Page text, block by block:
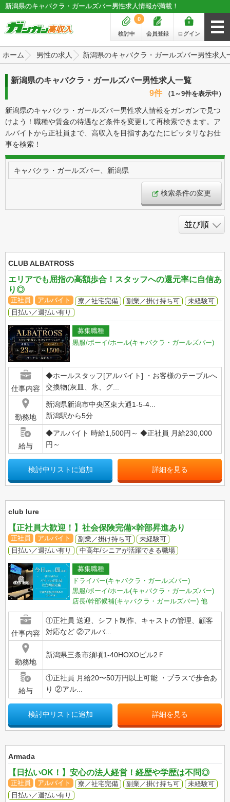
新潟県のキャバクラ・ガールズバー男性求人情報が満載！
ログイン
会員登録
検討中
0
ホーム 男性の求人 新潟県のキャバクラ・ガールズバー男性求人
新潟県のキャバクラ・ガールズバー男性求人一覧
9件
（1～9件を表示中）
新潟県のキャバクラ・ガールズバー男性求人情報をガンガンで見つ
けよう！職種や賃金の待遇など条件を変更して再検索できます。ア
ルバイトから正社員まで、高収入を目指すあなたにピッタリなお仕
事を検索！
キャバクラ・ガールズバー、新潟県
検索条件の変更
CLUB ALBATROSS
エリアでも屈指の高額歩合！スタッフへの還元率に自信あ
り◎
正社員 アルバイト 寮／社宅完備 副業／掛け持ち可
未経験可
日払い／週払い有り
募集職種
黒服/ボーイ/ホール(キャバクラ・ガールズバー)
仕事内容
◆ホールスタッフ[アルバイト] ・お客様のテーブルへ
交換物(灰皿、氷、グ...
勤務地
新潟県新潟市中央区東大通1-5-4...
新潟駅から5分
給与
◆アルバイト 時給1,500円～ ◆正社員 月給230,000
円～
検討中リストに追加 詳細を見る
club lure
【正社員大歓迎！】社会保険完備×幹部昇進あり
正社員 アルバイト 副業／掛け持ち可
未経験可
日払い／週払い有り
中高年/シニアが活躍できる職場
募集職種
ドライバー(キャバクラ・ガールズバー)
黒服/ボーイ/ホール(キャバクラ・ガールズバー)
店長/幹部候補(キャバクラ・ガールズバー) 他
仕事内容
①正社員 送迎、シフト制作、キャストの管理、顧客
対応など ②アルバ...
勤務地
新潟県三条市須頃1-40HOXOビル2Ｆ
給与
①正社員 月給20〜50万円以上可能 ・プラスで歩合あ
り ②アル...
検討中リストに追加 詳細を見る
Armada
【日払いOK！】安心の法人経営！経歴や学歴は不問◎
正社員 アルバイト 寮／社宅完備 副業／掛け持ち可
未経験可
日払い／週払い有り